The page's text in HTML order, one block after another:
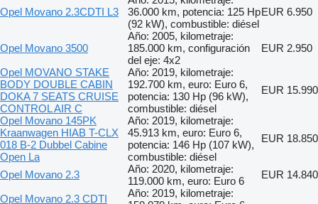
Opel Movano 2.3CDTI L3
36.000 km, potencia: 125 Hp
(92 kW), combustible: diésel
EUR 6.950
Opel Movano 3500
Año: 2005, kilometraje:
185.000 km, configuración
del eje: 4x2
EUR 2.950
Opel MOVANO STAKE
BODY DOUBLE CABIN
DOKA 7 SEATS CRUISE
CONTROL AIR C
Año: 2019, kilometraje:
192.700 km, euro: Euro 6,
potencia: 130 Hp (96 kW),
combustible: diésel
EUR 15.990
Opel Movano 145PK
Kraanwagen HIAB T-CLX
018 B-2 Dubbel Cabine
Open La
Año: 2019, kilometraje:
45.913 km, euro: Euro 6,
potencia: 146 Hp (107 kW),
combustible: diésel
EUR 18.850
Opel Movano 2.3
Año: 2020, kilometraje:
119.000 km, euro: Euro 6
EUR 14.840
Opel Movano 2.3 CDTI
Año: 2019, kilometraje: